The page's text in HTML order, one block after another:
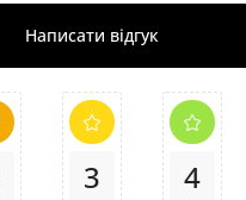
Написати відгук
3 4